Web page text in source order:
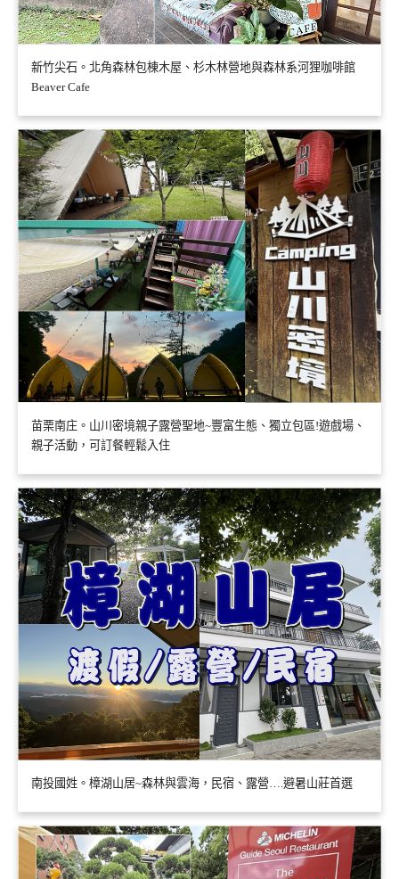
新竹尖石。北角森林包棟木屋、杉木林營地與森林系河狸咖啡館
Beaver Cafe
苗栗南庄。山川密境親子露營聖地~豐富生態、獨立包區!遊戲場、
親子活動，可訂餐輕鬆入住
南投國姓。樟湖山居~森林與雲海，民宿、露營….避暑山莊首選